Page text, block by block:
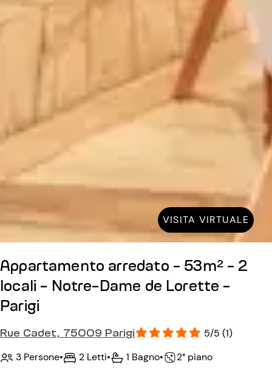
VISITA VIRTUALE
Appartamento arredato - 53m² - 2
locali - Notre-Dame de Lorette -
Parigi
Rue Cadet, 75009 Parigi
5/5 (1)
3 Persone• 2 Letti• 1 Bagno•
2° piano